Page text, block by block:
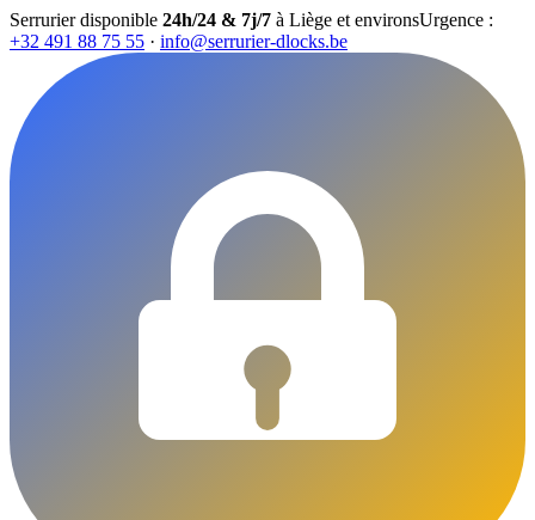
Serrurier disponible 24h/24 & 7j/7 à Liège et environsUrgence :
+32 491 88 75 55 · info@serrurier-dlocks.be